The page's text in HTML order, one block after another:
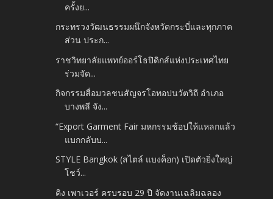
ครั้งย...
กระทรวงวัฒนธรรมผนึกจังหวัดกระบี่และทุกภาค
ส่วน ประก...
ราชวิทยาลัยแพทย์ออร์โธปิดิกส์แห่งประเทศไทย
ร่วมจัด...
กิจกรรมสื่อมวลชนสัญจรโอทอปนวัตวิถี อำเภอ
บางพลี จัง...
“Export Garment Fair มหกรรมช้อปให้แหลกแล้ว
แบกกลับบ...
STYLE Bangkok (สไตล์ แบงค็อก) เปิดตัวยิ่งใหญ่
โชว์...
คิง เพาเวอร์ ครบรอบ 29 ปี จัดงานเฉลิมฉลอง